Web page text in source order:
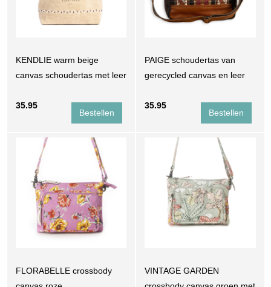
KENDLIE warm beige
canvas schoudertas met leer
35.95
PAIGE schoudertas van
gerecycled canvas en leer
35.95
FLORABELLE crossbody
VINTAGE GARDEN